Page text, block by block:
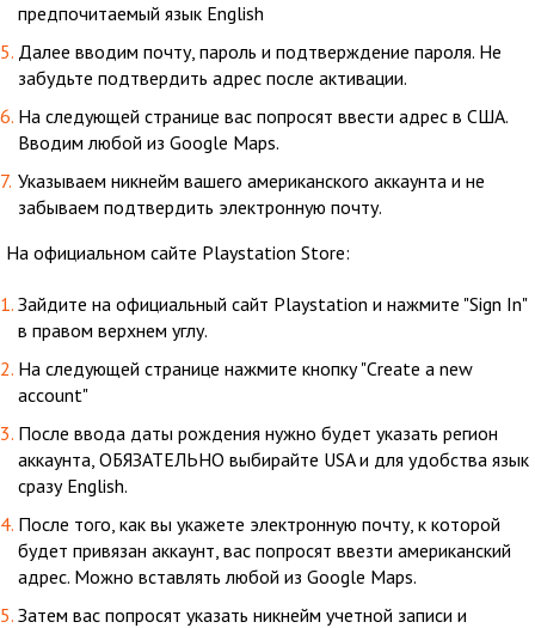
предпочитаемый язык English
Далее вводим почту, пароль и подтверждение пароля. Не
забудьте подтвердить адрес после активации.
На следующей странице вас попросят ввести адрес в США.
Вводим любой из Google Maps.
Указываем никнейм вашего американского аккаунта и не
забываем подтвердить электронную почту.
На официальном сайте Playstation Store:
Зайдите на официальный сайт Playstation и нажмите "Sign In"
в правом верхнем углу.
На следующей странице нажмите кнопку "Create a new
account"
После ввода даты рождения нужно будет указать регион
аккаунта, ОБЯЗАТЕЛЬНО выбирайте USA и для удобства язык
сразу English.
После того, как вы укажете электронную почту, к которой
будет привязан аккаунт, вас попросят ввезти американский
адрес. Можно вставлять любой из Google Maps.
Затем вас попросят указать никнейм учетной записи и